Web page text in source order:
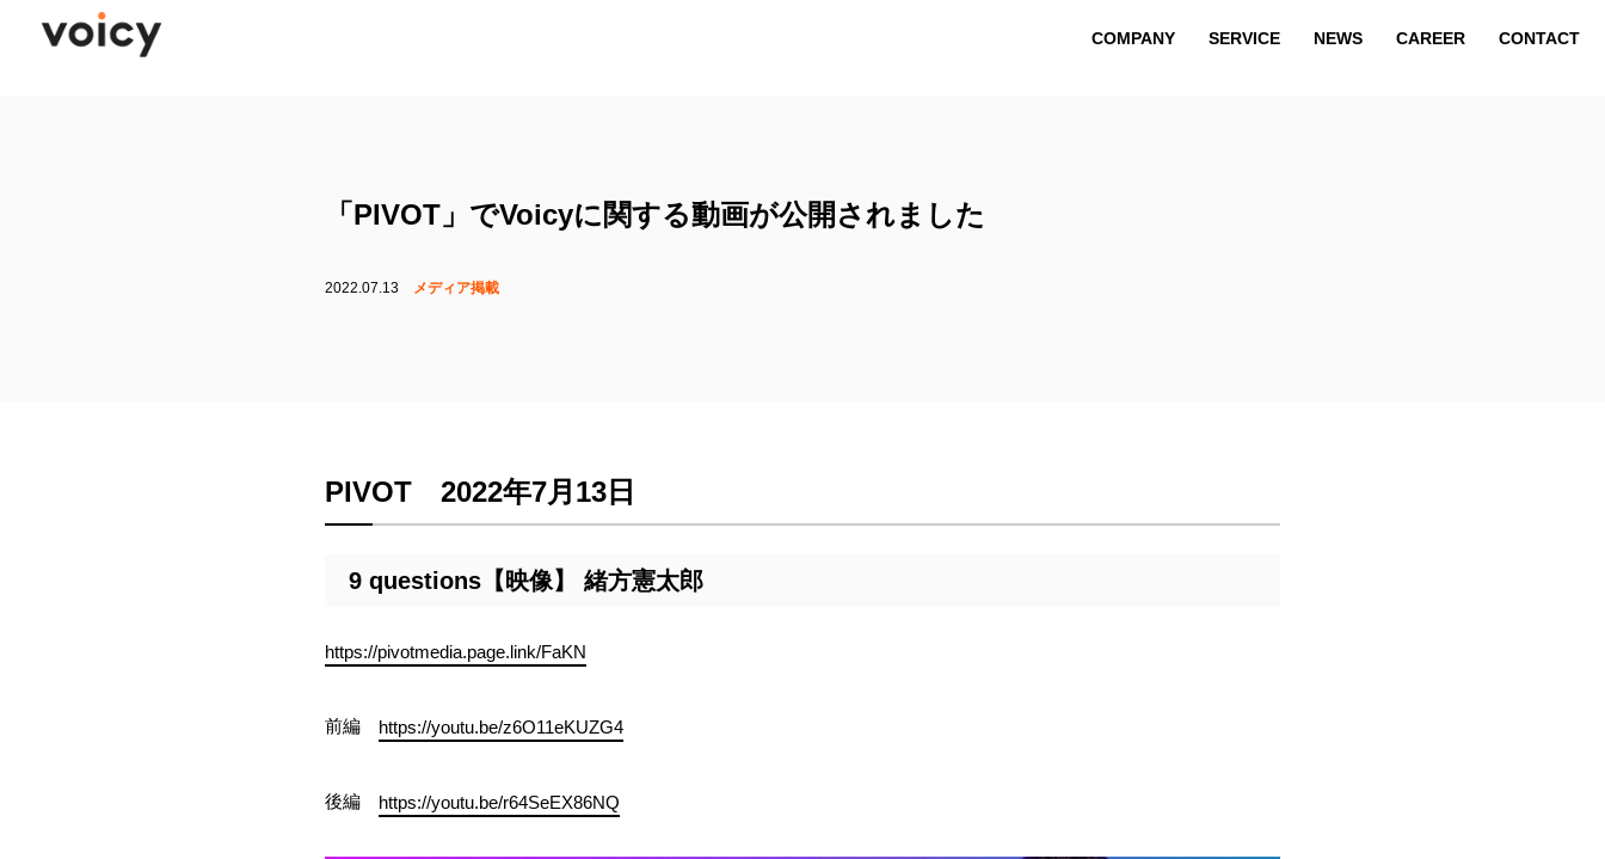
COMPANY SERVICE NEWS CAREER CONTACT
COMPANY SERVICE NEWS CAREER CONTACT
「PIVOT」でVoicyに関する動画が公開されました
2022.07.13 メディア掲載
PIVOT 2022年7月13日
9 questions【映像】 緒方憲太郎
https://pivotmedia.page.link/FaKN
前編 https://youtu.be/z6O11eKUZG4
後編 https://youtu.be/r64SeEX86NQ